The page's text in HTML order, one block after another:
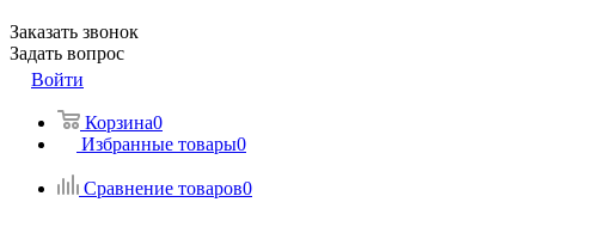
Заказать звонок
Задать вопрос
Войти
Корзина0
Избранные товары0
Сравнение товаров0